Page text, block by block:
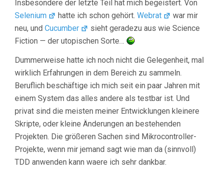
Insbesondere der letzte Teil hat mich begeistert. Von
Selenium
hatte ich schon gehört.Webrat
war mir
neu, und Cucumber
sieht geradezu aus wie Science
Fiction — der utopischen Sorte…
Dummerweise hatte ich noch nicht die Gelegenheit, mal
wirklich Erfahrungen in dem Bereich zu sammeln.
Beruflich beschäftige ich mich seit ein paar Jahren mit
einem System das alles andere als testbar ist. Und
privat sind die meisten meiner Entwicklungen kleinere
Skripte, oder kleine Änderungen an bestehenden
Projekten. Die größeren Sachen sind Mikrocontroller-
Projekte, wenn mir jemand sagt wie man da (sinnvoll)
TDD anwenden kann waere ich sehr dankbar.